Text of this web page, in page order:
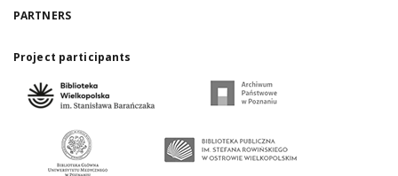
PARTNERS
Project participants